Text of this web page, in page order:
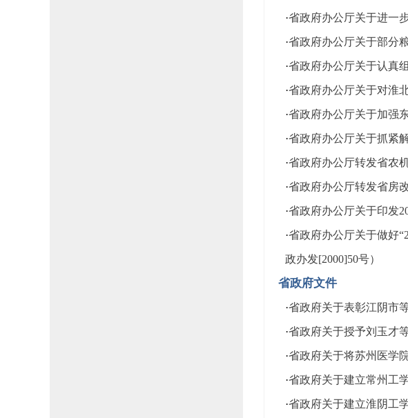
·省政府办公厅关于进一
·省政府办公厅关于部分
·省政府办公厅关于认真
·省政府办公厅关于对淮
·省政府办公厅关于加强
·省政府办公厅关于抓紧
·省政府办公厅转发省农
·省政府办公厅转发省房
·省政府办公厅关于印发
·省政府办公厅关于做好
政办发[2000]50号）
省政府文件
·省政府关于表彰江阴市
·省政府关于授予刘玉才
·省政府关于将苏州医学
·省政府关于建立常州工
·省政府关于建立淮阴工